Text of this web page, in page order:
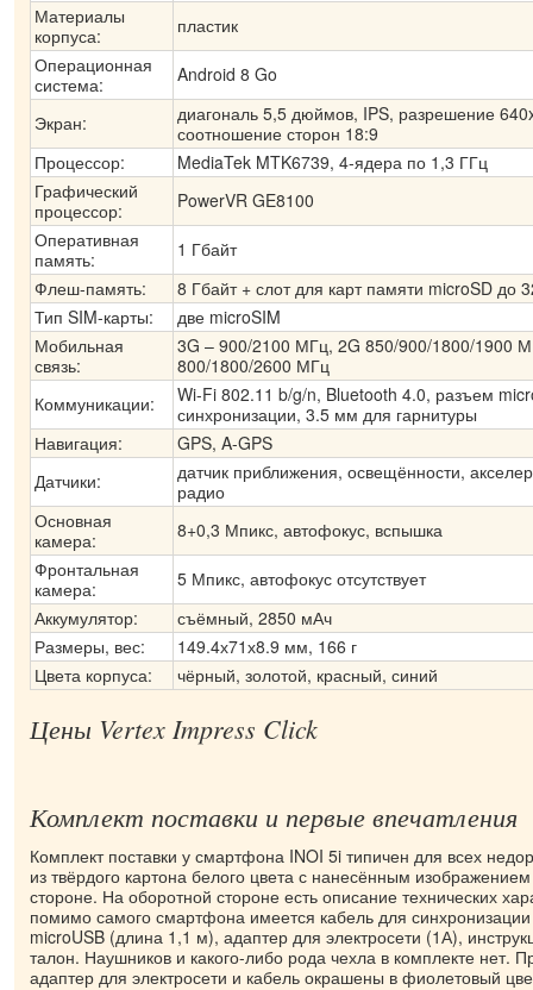
Материалы
корпуса:
пластик
Операционная
система:
Android 8 Go
Экран:
диагональ 5,5 дюймов, IPS, разрешение
соотношение сторон 18:9
Процессор:
MediaTek MTK6739, 4-ядера по 1,3 ГГц
Графический
процессор:
PowerVR GE8100
Оперативная
память:
1 Гбайт
Флеш-память:
8 Гбайт + слот для карт памяти microSD до
Тип SIM-карты:
две microSIM
Мобильная
связь:
3G – 900/2100 МГц, 2G 850/900/1800/1900
800/1800/2600 МГц
Коммуникации:
Wi-Fi 802.11 b/g/n, Bluetooth 4.0, разъем
синхронизации, 3.5 мм для гарнитуры
Навигация:
GPS, A-GPS
Датчики:
датчик приближения, освещённости,
радио
Основная
камера:
8+0,3 Мпикс, автофокус, вспышка
Фронтальная
камера:
5 Мпикс, автофокус отсутствует
Аккумулятор:
съёмный, 2850 мАч
Размеры, вес:
149.4х71х8.9 мм, 166 г
Цвета корпуса:
чёрный, золотой, красный, синий
Цены Vertex Impress Click
Комплект поставки и первые впечатления
Комплект поставки у смартфона INOI 5i типичен для всех
из твёрдого картона белого цвета с нанесённым
стороне. На оборотной стороне есть описание технических
помимо самого смартфона имеется кабель для
microUSB (длина 1,1 м), адаптер для электросети (1А),
талон. Наушников и какого-либо рода чехла в комплекте нет.
адаптер для электросети и кабель окрашены в фиолетовый